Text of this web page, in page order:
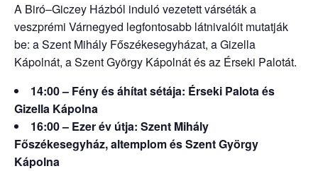
A Biró–Giczey Házból induló vezetett várséták a
veszprémi Várnegyed legfontosabb látnivalóit mutatják
be: a Szent Mihály Főszékesegyházat, a Gizella
Kápolnát, a Szent György Kápolnát és az Érseki Palotát.
14:00 – Fény és áhítat sétája: Érseki Palota és
Gizella Kápolna
16:00 – Ezer év útja: Szent Mihály
Főszékesegyház, altemplom és Szent György
Kápolna